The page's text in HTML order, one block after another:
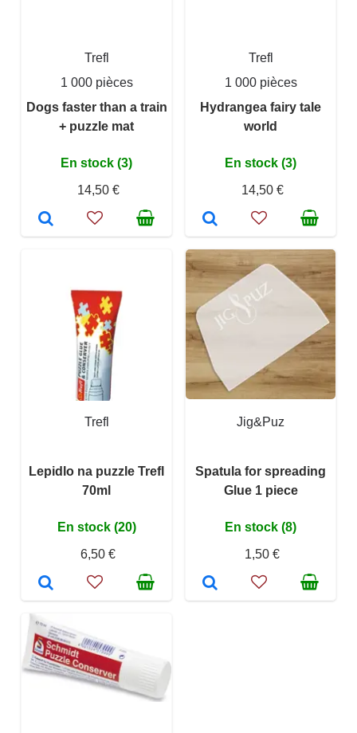
Trefl
1 000 pièces
Dogs faster than a train
+ puzzle mat
En stock (3)
14,50 €
Trefl
1 000 pièces
Hydrangea fairy tale
world
En stock (3)
14,50 €
Trefl
Lepidlo na puzzle Trefl
70ml
En stock (20)
6,50 €
Jig&Puz
Spatula for spreading
Glue 1 piece
En stock (8)
1,50 €